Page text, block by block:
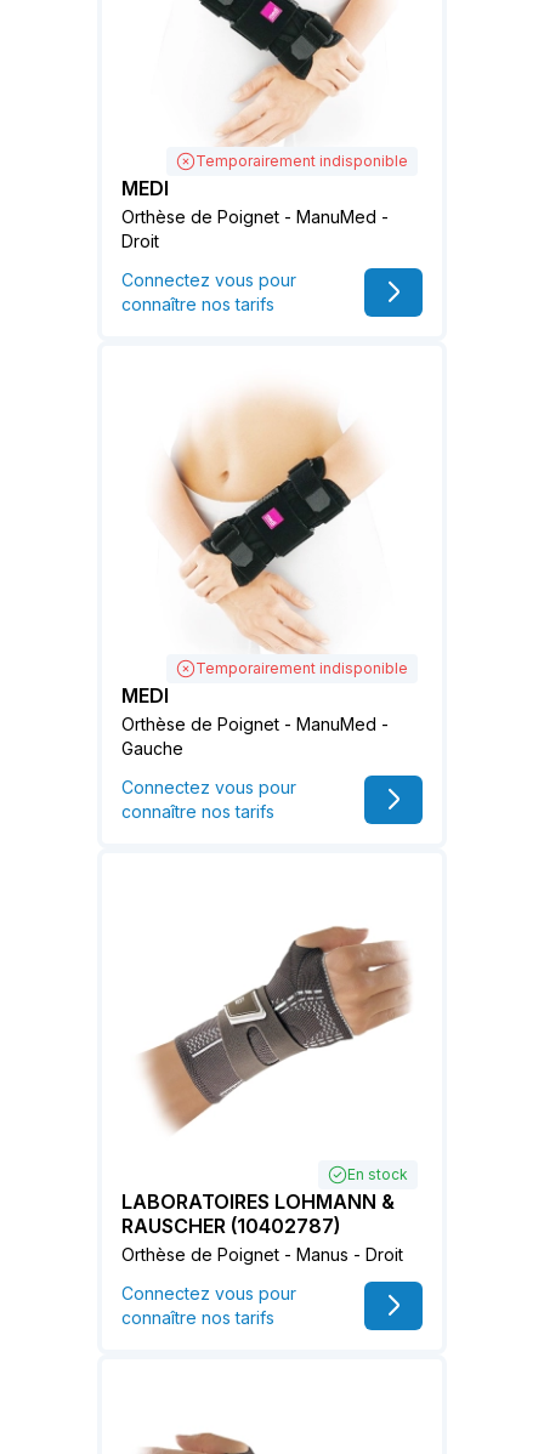
Temporairement indisponible
MEDI
Orthèse de Poignet - ManuMed -
Droit
Connectez vous pour
connaître nos tarifs
Temporairement indisponible
MEDI
Orthèse de Poignet - ManuMed -
Gauche
Connectez vous pour
connaître nos tarifs
En stock
LABORATOIRES LOHMANN &
RAUSCHER (10402787)
Orthèse de Poignet - Manus - Droit
Connectez vous pour
connaître nos tarifs